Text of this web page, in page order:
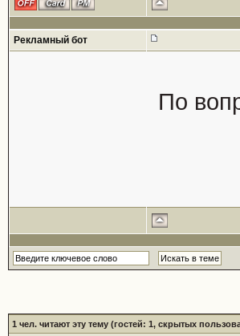
Рекламный бот
По
1 чел. читают эту тему (гостей: 1, скрытых